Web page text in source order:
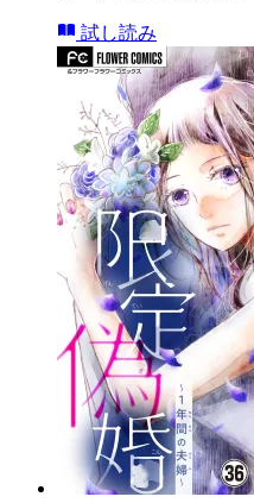
試し読み